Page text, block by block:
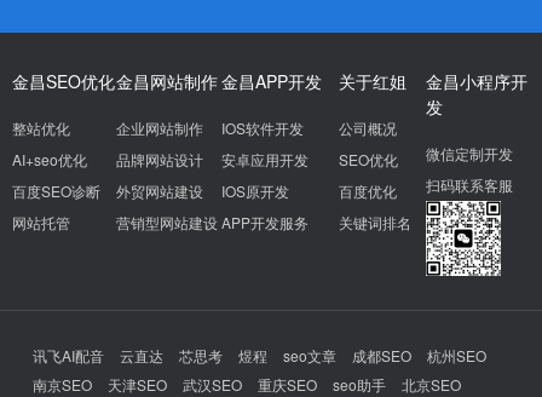
金昌SEO优化
整站优化
AI+seo优化
百度SEO诊断
网站托管
金昌网站制作
企业网站制作
品牌网站设计
外贸网站建设
营销型网站建设
金昌APP开发
IOS软件开发
安卓应用开发
IOS原开发
APP开发服务
关于红姐
公司概况
SEO优化
百度优化
关键词排名
金昌小程序开
发
微信定制开发
扫码联系客服
讯飞AI配音 云直达 芯思考 煜程 seo文章 成都SEO
杭州SEO
南京SEO
天津SEO 武汉SEO 重庆SEO seo助手
北京SEO